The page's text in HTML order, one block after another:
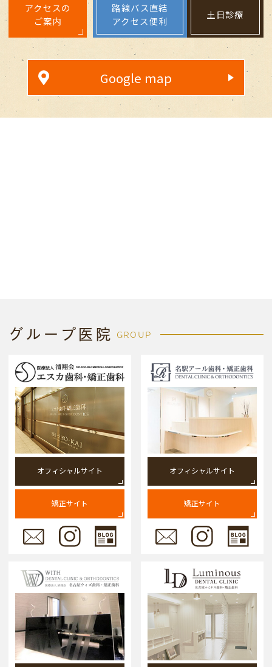
アクセスの
ご案内
路線バス直結
アクセス便利
土日診療
Google map
グループ医院 GROUP
オフィシャルサイト
矯正サイト
オフィシャルサイト
矯正サイト